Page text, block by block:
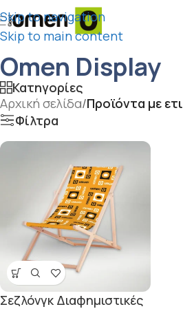
Skip to navigation
Skip to main content
Omen Display
Κατηγορίες
Αρχική σελίδα/Προϊόντα με
Φίλτρα
Σεζλόνγκ Διαφημιστικές